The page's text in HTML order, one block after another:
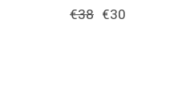
€38
Original
€30
Η